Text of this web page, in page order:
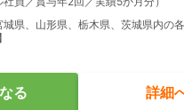
城県、山形県、栃木県、茨城県内の
る 詳細